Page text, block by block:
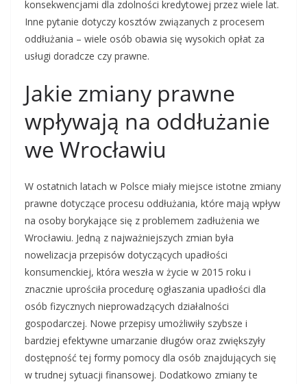
konsekwencjami dla zdolności kredytowej przez wiele lat.
Inne pytanie dotyczy kosztów związanych z procesem
oddłużania – wiele osób obawia się wysokich opłat za
usługi doradcze czy prawne.
Jakie zmiany prawne
wpływają na oddłużanie
we Wrocławiu
W ostatnich latach w Polsce miały miejsce istotne zmiany
prawne dotyczące procesu oddłużania, które mają wpływ
na osoby borykające się z problemem zadłużenia we
Wrocławiu. Jedną z najważniejszych zmian była
nowelizacja przepisów dotyczących upadłości
konsumenckiej, która weszła w życie w 2015 roku i
znacznie uprościła procedurę ogłaszania upadłości dla
osób fizycznych nieprowadzących działalności
gospodarczej. Nowe przepisy umożliwiły szybsze i
bardziej efektywne umarzanie długów oraz zwiększyły
dostępność tej formy pomocy dla osób znajdujących się
w trudnej sytuacji finansowej. Dodatkowo zmiany te